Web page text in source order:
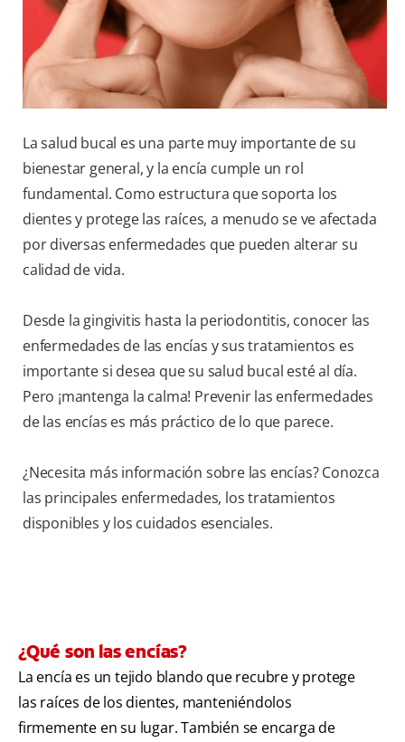
La salud bucal es una parte muy importante de su
bienestar general, y la encía cumple un rol
fundamental. Como estructura que soporta los
dientes y protege las raíces, a menudo se ve afectada
por diversas enfermedades que pueden alterar su
calidad de vida.
Desde la gingivitis hasta la periodontitis, conocer las
enfermedades de las encías y sus tratamientos es
importante si desea que su salud bucal esté al día.
Pero ¡mantenga la calma! Prevenir las enfermedades
de las encías es más práctico de lo que parece.
¿Necesita más información sobre las encías? Conozca
las principales enfermedades, los tratamientos
disponibles y los cuidados esenciales.
¿Qué son las encías?
La encía es un tejido blando que recubre y protege
las raíces de los dientes, manteniéndolos
firmemente en su lugar. También se encarga de